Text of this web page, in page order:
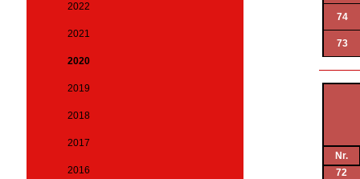
74
73
Nr.
72
2022
2021
2020
2019
2018
2017
2016